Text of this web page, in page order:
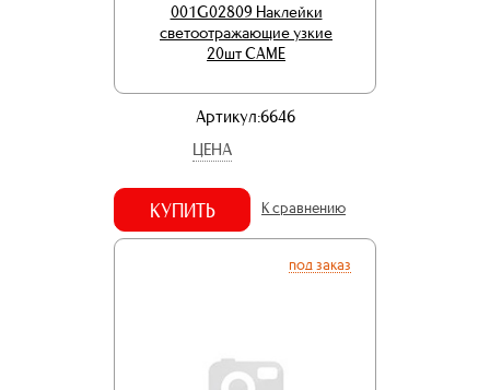
001G02809 Наклейки
светоотражающие узкие
20шт CAME
Артикул:6646
ЦЕНА
КУПИТЬ К сравнению
под заказ